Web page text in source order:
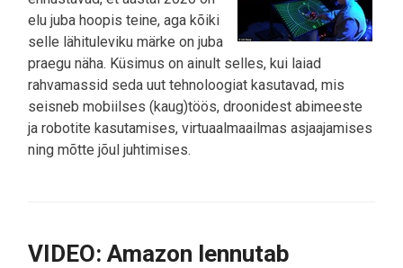
elu juba hoopis teine, aga kõiki
selle lähituleviku märke on juba
praegu näha. Küsimus on ainult selles, kui laiad
rahvamassid seda uut tehnoloogiat kasutavad, mis
seisneb mobiilses (kaug)töös, droonidest abimeeste
ja robotite kasutamises, virtuaalmaailmas asjaajamises
ning mõtte jõul juhtimises.
VIDEO: Amazon lennutab